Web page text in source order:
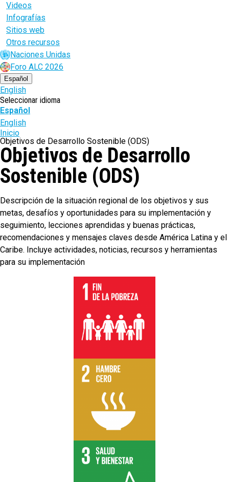
Videos
Infografías
Sitios web
Otros recursos
Naciones Unidas
Foro ALC 2026
Español
English
Seleccionar idioma
Español
English
Ruta
de
navegación
Inicio
Objetivos de Desarrollo Sostenible (ODS)
Objetivos de Desarrollo
Sostenible (ODS)
Descripción de la situación regional de los objetivos y sus
metas, desafíos y oportunidades para su implementación y
seguimiento, lecciones aprendidas y buenas prácticas,
recomendaciones y mensajes claves desde América Latina y el
Caribe. Incluye actividades, noticias, recursos y herramientas
para su implementación